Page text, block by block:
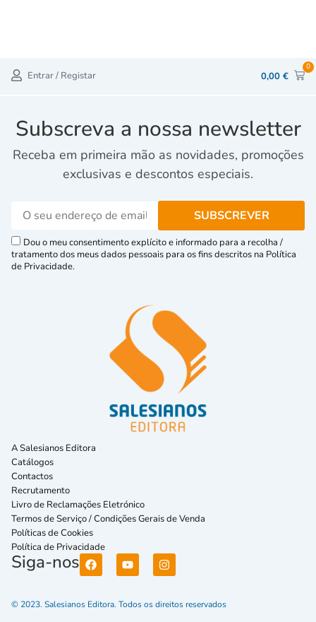
Entrar / Registar 0,00 €
0
Subscreva a nossa newsletter
Receba em primeira mão as novidades, promoções
exclusivas e descontos especiais.
Dou o meu consentimento explícito e informado para a recolha /
tratamento dos meus dados pessoais para os fins descritos na Política
de Privacidade.
A Salesianos Editora
Catálogos
Contactos
Recrutamento
Livro de Reclamações Eletrónico
Termos de Serviço / Condições Gerais de Venda
Políticas de Cookies
Política de Privacidade
Siga-nos
© 2023. Salesianos Editora. Todos os direitos reservados